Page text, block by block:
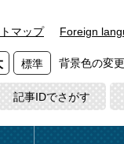
マップ Foreign
標準 背景色の変更
記事IDでさがす